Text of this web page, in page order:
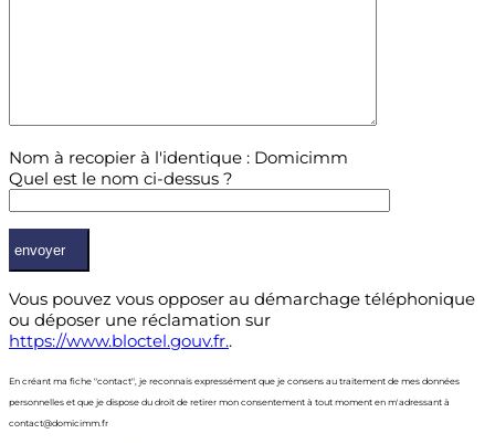
Nom à recopier à l'identique : Domicimm
Quel est le nom ci-dessus ?
Vous pouvez vous opposer au démarchage téléphonique
ou déposer une réclamation sur
https://www.bloctel.gouv.fr..
En créant ma fiche "contact", je reconnais expressément que je consens au traitement de mes données
personnelles et que je dispose du droit de retirer mon consentement à tout moment en m'adressant à
contact@domicimm.fr